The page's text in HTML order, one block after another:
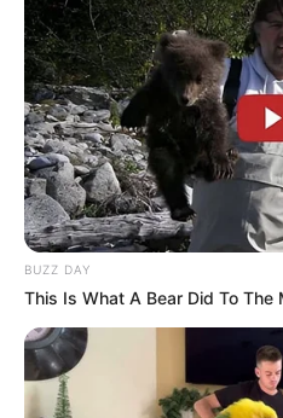
BUZZ DAY
This Is What A Bear Did To The